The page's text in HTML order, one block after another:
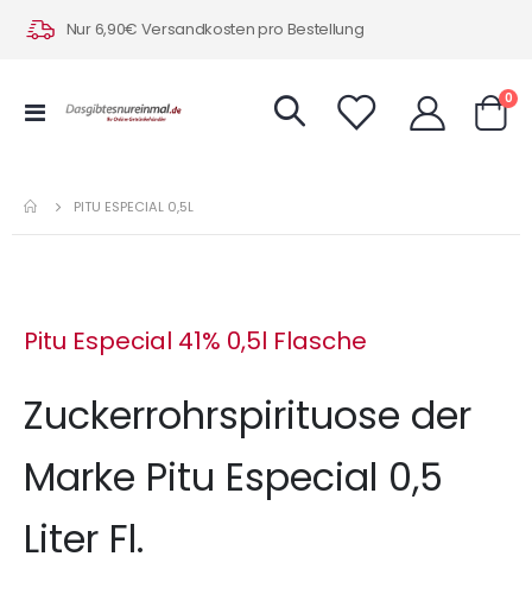
Nur 6,90€ Versandkosten pro Bestellung
Navigation
0
PITU ESPECIAL 0,5L
Pitu Especial 41% 0,5l Flasche
Zuckerrohrspirituose der
Marke Pitu Especial 0,5
Liter Fl.